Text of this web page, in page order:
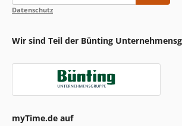
Datenschutz
Wir sind Teil der Bünting
myTime.de auf